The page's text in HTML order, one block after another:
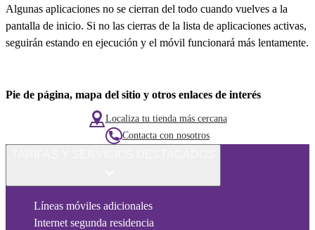
Algunas aplicaciones no se cierran del todo cuando vuelves a la
pantalla de inicio. Si no las cierras de la lista de aplicaciones activas,
seguirán estando en ejecución y el móvil funcionará más lentamente.
Pie de página, mapa del sitio y otros enlaces de interés
Localiza tu tienda más cercana
Contacta con nosotros
Líneas móviles adicionales
Internet segunda residencia